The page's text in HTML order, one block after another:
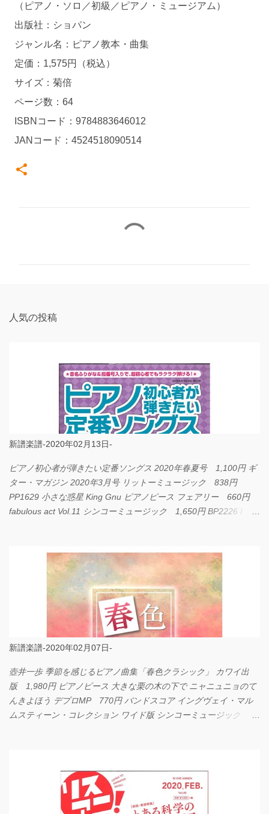
（ピアノ・ソロ／初級／ピアノ・ミュージアム）
出版社：ショパン
ジャンル名：ピアノ教本・曲集
定価：1,575円（税込）
サイズ：菊倍
ページ数：64
ISBNコード：9784883646012
JANコード：4524518090514
人気の投稿
新譜楽譜-2020年02月13日-
ピアノ初心者が弾きたい定番ソングス 2020年春夏号 1,100円 ギ
ター・マガジン 2020年3月号 リットーミュージック 838円
PP1629 小さな惑星 King Gnu ピアノピース フェアリー 660円
fabulous act Vol.11 シンコーミュージック 1,650円 BP2226 I
新譜楽譜-2020年02月07日-
壺井一歩 季節を感じるピアノ曲集「春色クラシック」 カワイ出
版 1,980円 ピアノピース 大きな栗の木の下で ニャニュニョのて
んきよほう デプロMP 770円 バンドスコア イングヴェイ・マル
ムスティーン・コレクション ワイド版 シンコーミュージック